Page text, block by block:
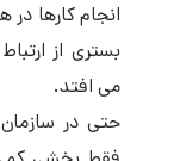
انجام کارها
بستری از
می افتد.